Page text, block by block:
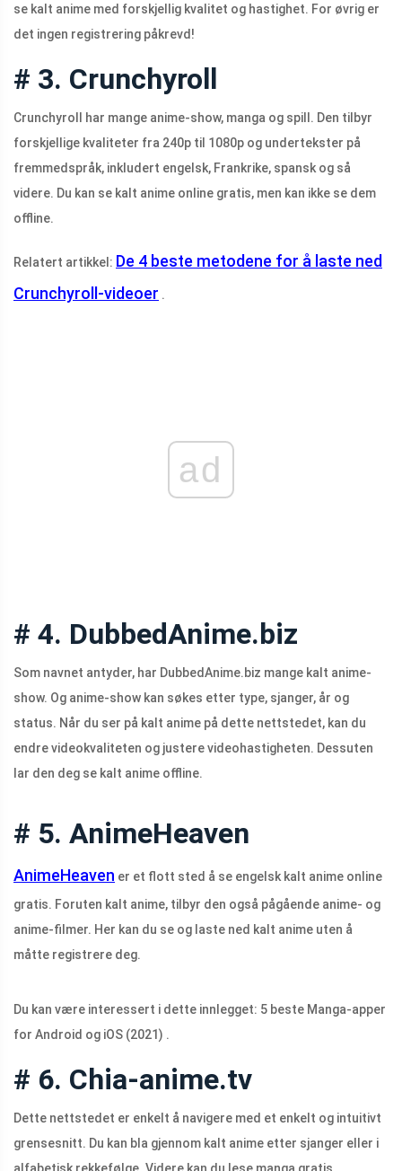
se kalt anime med forskjellig kvalitet og hastighet. For øvrig er
det ingen registrering påkrevd!
# 3. Crunchyroll
Crunchyroll har mange anime-show, manga og spill. Den tilbyr
forskjellige kvaliteter fra 240p til 1080p og undertekster på
fremmedspråk, inkludert engelsk, Frankrike, spansk og så
videre. Du kan se kalt anime online gratis, men kan ikke se dem
offline.
Relatert artikkel: De 4 beste metodene for å laste ned
Crunchyroll-videoer .
ad
# 4. DubbedAnime.biz
Som navnet antyder, har DubbedAnime.biz mange kalt anime-
show. Og anime-show kan søkes etter type, sjanger, år og
status. Når du ser på kalt anime på dette nettstedet, kan du
endre videokvaliteten og justere videohastigheten. Dessuten
lar den deg se kalt anime offline.
# 5. AnimeHeaven
AnimeHeaven er et flott sted å se engelsk kalt anime online
gratis. Foruten kalt anime, tilbyr den også pågående anime- og
anime-filmer. Her kan du se og laste ned kalt anime uten å
måtte registrere deg.
Du kan være interessert i dette innlegget: 5 beste Manga-apper
for Android og iOS (2021) .
# 6. Chia-anime.tv
Dette nettstedet er enkelt å navigere med et enkelt og intuitivt
grensesnitt. Du kan bla gjennom kalt anime etter sjanger eller i
alfabetisk rekkefølge. Videre kan du lese manga gratis,